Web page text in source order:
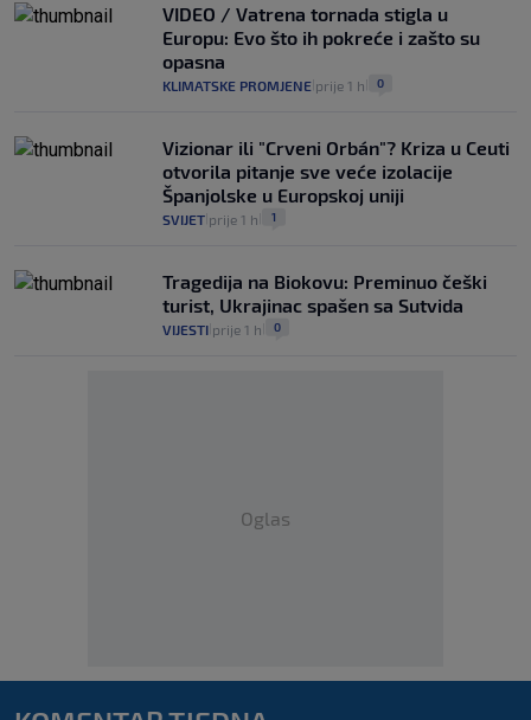
VIDEO / Vatrena tornada stigla u
Europu: Evo što ih pokreće i zašto su
opasna
KLIMATSKE PROMJENE prije 1 h 0
Vizionar ili "Crveni Orbán"? Kriza u Ceuti
otvorila pitanje sve veće izolacije
Španjolske u Europskoj uniji
SVIJET prije 1 h 1
Tragedija na Biokovu: Preminuo češki
turist, Ukrajinac spašen sa Sutvida
VIJESTI prije 1 h 0
Oglas